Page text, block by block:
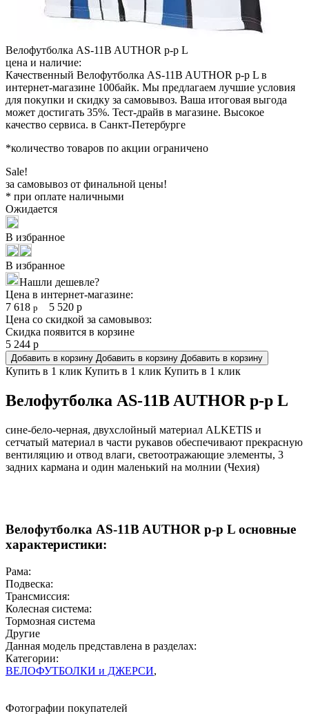
Велофутболка AS-11B AUTHOR р-р L
цена и наличие:
Качественный Велофутболка AS-11B AUTHOR р-р L в
интернет-магазине 100байк. Мы предлагаем лучшие условия
для покупки и скидку за самовывоз. Ваша итоговая выгода
может достигать 35%. Тест-драйв в магазине. Высокое
качество сервиса. в Санкт-Петербурге
*количество товаров по акции ограничено
Sale!
за самовывоз от финальной цены!
* при оплате наличными
Ожидается
В избранное
В избранное
Нашли дешевле?
Цена в интернет-магазине:
7 618 р 5 520 р
Цена со скидкой за самовывоз:
Скидка появится в корзине
5 244 р
Добавить в корзину Добавить в корзину Добавить в корзину
Купить в 1 клик Купить в 1 клик Купить в 1 клик
Велофутболка AS-11B AUTHOR р-р L
сине-бело-черная, двухслойный материал ALKETIS и
сетчатый материал в части рукавов обеспечивают прекрасную
вентиляцию и отвод влаги, светоотражающие элементы, 3
задних кармана и один маленький на молнии (Чехия)
Велофутболка AS-11B AUTHOR р-р L основные
характеристики:
Рама:
Подвеска:
Трансмиссия:
Колесная система:
Тормозная система
Другие
Данная модель представлена в разделах:
Категории:
ВЕЛОФУТБОЛКИ и ДЖЕРСИ,
Фотографии покупателей